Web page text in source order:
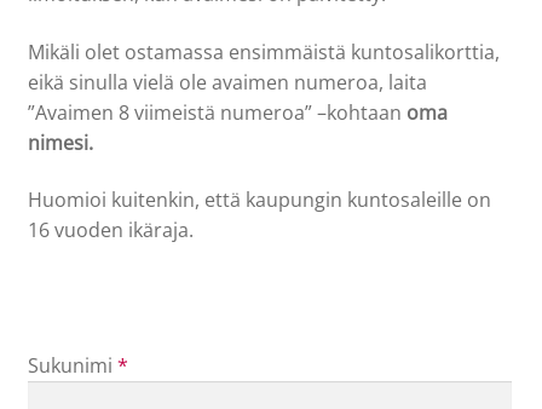
Mikäli olet ostamassa ensimmäistä kuntosalikorttia,
eikä sinulla vielä ole avaimen numeroa, laita
”Avaimen 8 viimeistä numeroa” –kohtaan oma
nimesi.
Huomioi kuitenkin, että kaupungin kuntosaleille on
16 vuoden ikäraja.
Sukunimi *